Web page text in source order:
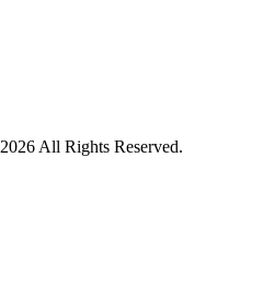
2026 All Rights Reserved.